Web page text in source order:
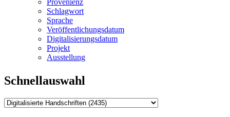
Provenienz
Schlagwort
Sprache
Veröffentlichungsdatum
Digitalisierungsdatum
Projekt
Ausstellung
Schnellauswahl